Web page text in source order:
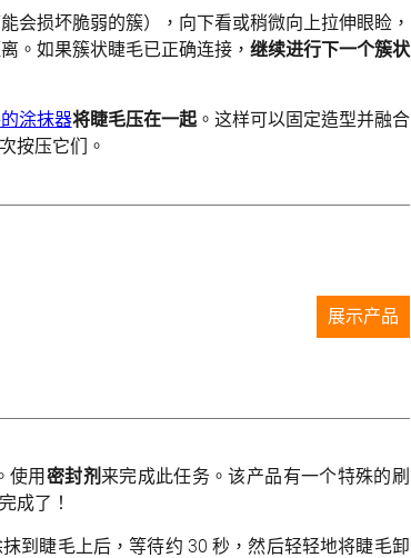
会损坏脆弱的簇），向下看或稍微向上拉伸眼睑，
。如果簇状睫毛已正确连接， 继续进行下一个簇状
涂抹器将睫毛压在一起。这样可以固定造型并融合
按压它们。
展示产品
使用 密封剂 来完成此任务。该产品有一个特殊的刷
成了！
到睫毛上后，等待约 30 秒，然后轻轻地将睫毛卸